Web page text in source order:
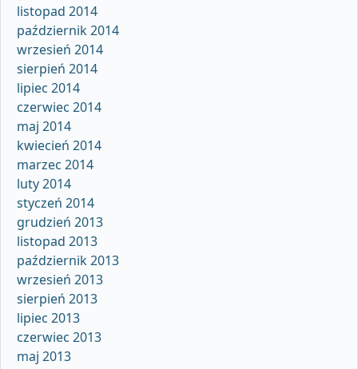
listopad 2014
październik 2014
wrzesień 2014
sierpień 2014
lipiec 2014
czerwiec 2014
maj 2014
kwiecień 2014
marzec 2014
luty 2014
styczeń 2014
grudzień 2013
listopad 2013
październik 2013
wrzesień 2013
sierpień 2013
lipiec 2013
czerwiec 2013
maj 2013